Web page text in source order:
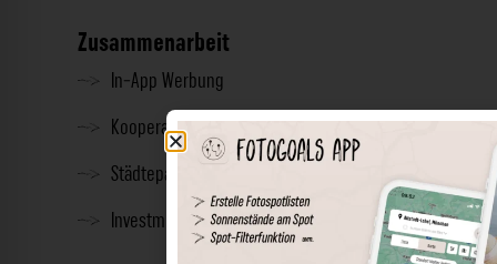
Zusammenarbeit
In-App Werbung
Kooperationen
Städtepartnerschaft
Investment & Presse